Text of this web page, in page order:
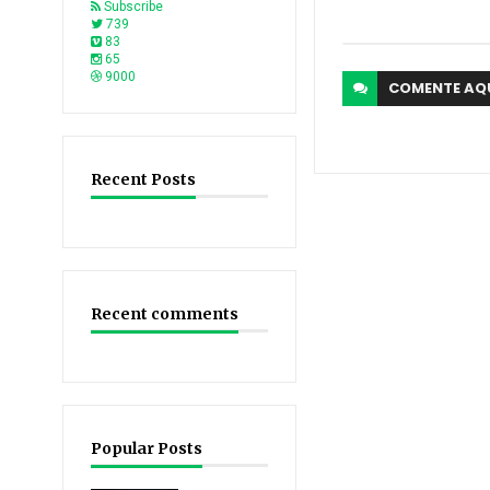
Subscribe
739
83
65
9000
Recent Posts
Recent comments
Popular Posts
COMENTE